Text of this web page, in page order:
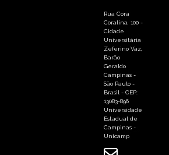
Rua Cora
Coralina, 100 -
Cidade
Universitária
Zeferino Vaz,
Barão
Geraldo
Campinas -
São Paulo -
Brasil - CEP:
13083-896
Universidade
Estadual de
Campinas -
Unicamp